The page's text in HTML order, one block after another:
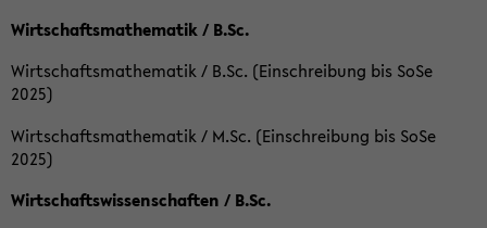
Wirtschaftsmathematik / B.Sc.
Wirtschaftsmathematik / B.Sc. (Einschreibung bis SoSe
2025)
Wirtschaftsmathematik / M.Sc. (Einschreibung bis SoSe
2025)
Wirtschaftswissenschaften / B.Sc.